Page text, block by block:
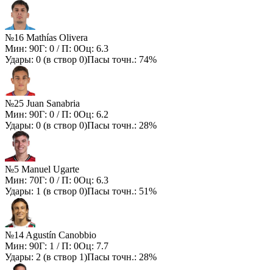
№16 Mathías Olivera
Мин: 90Г: 0 / П: 0Оц: 6.3
Удары: 0 (в створ 0)Пасы точн.: 74%
№25 Juan Sanabria
Мин: 90Г: 0 / П: 0Оц: 6.2
Удары: 0 (в створ 0)Пасы точн.: 28%
№5 Manuel Ugarte
Мин: 70Г: 0 / П: 0Оц: 6.3
Удары: 1 (в створ 0)Пасы точн.: 51%
№14 Agustín Canobbio
Мин: 90Г: 1 / П: 0Оц: 7.7
Удары: 2 (в створ 1)Пасы точн.: 28%